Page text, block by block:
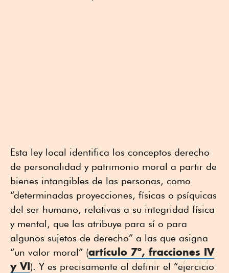
Esta ley local identifica los conceptos derecho
de personalidad y patrimonio moral a partir de
bienes intangibles de las personas, como
“determinadas proyecciones, físicas o psíquicas
del ser humano, relativas a su integridad física
y mental, que las atribuye para sí o para
algunos sujetos de derecho” a las que asigna
“un valor moral” (artículo 7º, fracciones IV
y VI). Y es precisamente al definir el “ejercicio